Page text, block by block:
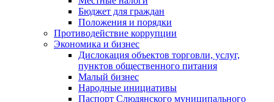
Бюджет для граждан
Положения и порядки
Противодействие коррупции
Экономика и бизнес
Дислокация объектов торговли, услуг,
пунктов общественного питания
Малый бизнес
Народные инициативы
Паспорт Слюдянского муниципального